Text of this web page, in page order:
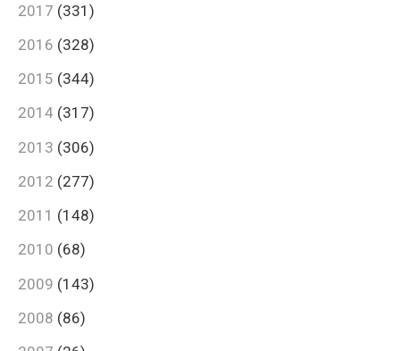
2017 (331)
2016 (328)
2015 (344)
2014 (317)
2013 (306)
2012 (277)
2011 (148)
2010 (68)
2009 (143)
2008 (86)